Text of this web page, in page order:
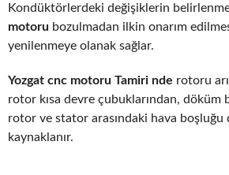
Kondüktörlerdeki değişiklerin
motoru bozulmadan ilkin onarım
yenilenmeye olanak sağlar.
Yozgat cnc motoru Tamiri nde rotoru
rotor kısa devre çubuklarından, döküm
rotor ve stator arasındaki hava boşluğu
kaynaklanır.